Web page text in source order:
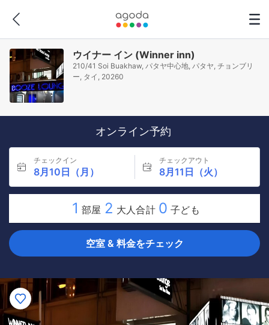
ウイナー イン (Winner inn)
210/41 Soi Buakhaw, パタヤ中心地, パタヤ, チョンブリ
ー, タイ, 20260
オンライン予約
チェックイン
8月10日（月）
チェックアウト
8月11日（火）
1 部屋 2 大人合計 0 子ども
空室 & 料金をチェック